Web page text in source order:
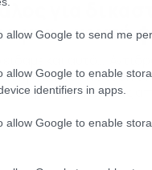
allow Google to send me
allow Google to enable
identifiers in apps.
allow Google to enable
για
μια… κοντή
προκάλεσε η στάση
ειδήσεις